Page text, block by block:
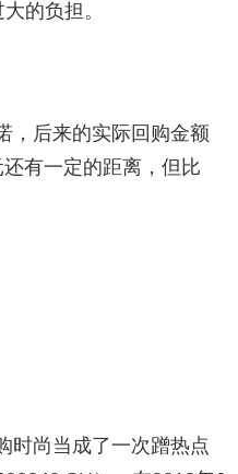
的负担。
，后来的实际回购金额
有一定的距离，但比
时尚当成了一次蹭热点